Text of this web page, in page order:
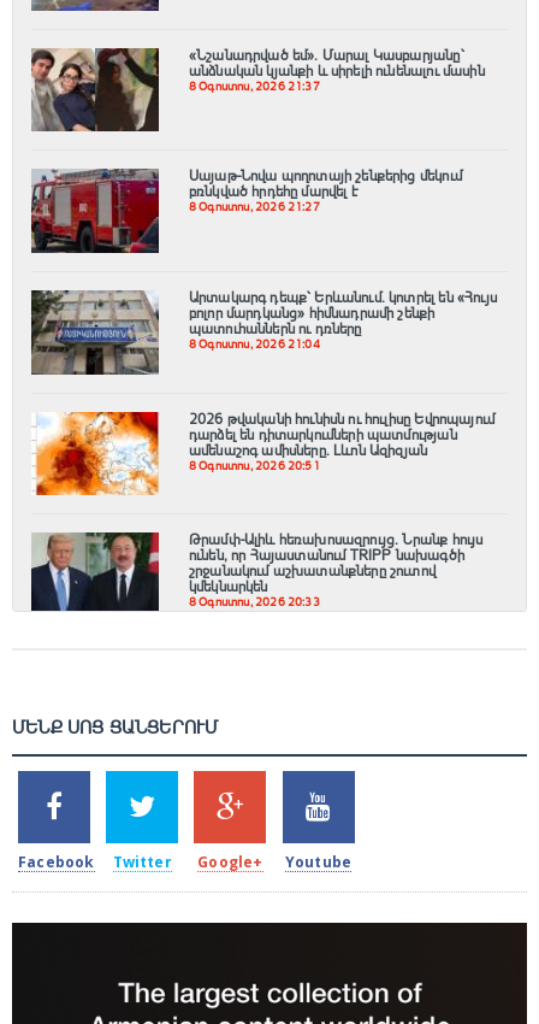
«Նշանադրված եմ». Մարալ Կասբարյանը՝
անձնական կյանքի և սիրելի ունենալու մասին
8 Օգոստոս, 2026 21:37
Սայաթ-Նովա պողոտայի շենքերից մեկում
բռնկված հրդեհը մարվել է
8 Օգոստոս, 2026 21:27
Արտակարգ դեպք՝ Երևանում․ կոտրել են «Հույս
բոլոր մարդկանց» հիմնադրամի շենքի
պատուհաններն ու դռները
8 Օգոստոս, 2026 21:04
2026 թվականի հունիսն ու հուլիսը Եվրոպայում
դարձել են դիտարկումների պատմության
ամենաշոգ ամիսները․ Լևոն Ազիզյան
8 Օգոստոս, 2026 20:51
Թրամփ-Ալիև հեռախոսազրույց. Նրանք հույս
ունեն, որ Հայաստանում TRIPP նախագծի
շրջանակում աշխատանքները շուտով
կմեկնարկեն
8 Օգոստոս, 2026 20:33
ՄԵՆՔ ՍՈՑ ՑԱՆՑԵՐՈՒՄ
2k
SHARES
Facebook
1.5k
TWEETS
Twitter
203
SHARES
Google+
620
SHARES
Youtube